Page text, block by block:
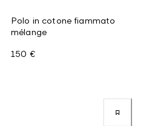
Polo in cotone fiammato
mélange
150 €